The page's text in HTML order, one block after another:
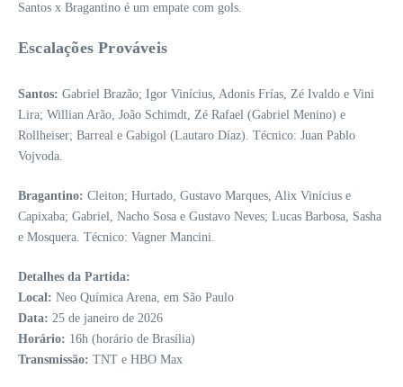
Santos x Bragantino é um empate com gols.
Escalações Prováveis
Santos: Gabriel Brazão; Igor Vinícius, Adonis Frías, Zé Ivaldo e Vini
Lira; Willian Arão, João Schimdt, Zé Rafael (Gabriel Menino) e
Rollheiser; Barreal e Gabigol (Lautaro Díaz). Técnico: Juan Pablo
Vojvoda.
Bragantino: Cleiton; Hurtado, Gustavo Marques, Alix Vinícius e
Capixaba; Gabriel, Nacho Sosa e Gustavo Neves; Lucas Barbosa, Sasha
e Mosquera. Técnico: Vagner Mancini.
Detalhes da Partida:
Local: Neo Química Arena, em São Paulo
Data: 25 de janeiro de 2026
Horário: 16h (horário de Brasília)
Transmissão: TNT e HBO Max